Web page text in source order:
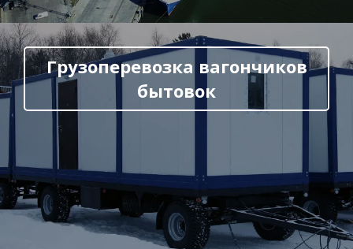
Грузоперевозка вагончиков
бытовок